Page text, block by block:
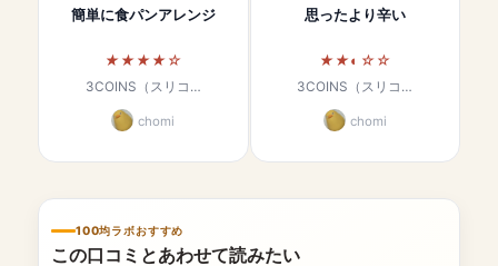
簡単に食パンアレンジ
3COINS（スリコ…
chomi
思ったより辛い
3COINS（スリコ…
chomi
100均ラボおすすめ
この口コミとあわせて読みたい